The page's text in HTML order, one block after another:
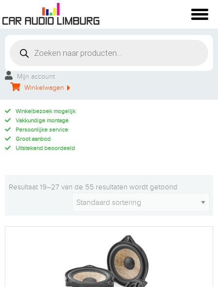
Mijn account
Winkelwagen
Winkelbezoek mogelijk
Vakkundige montage
Persoonlijke service
Groot aanbod
Uitstekend beoordeeld
Resultaat 19–27 van de 55 resultaten wordt getoond